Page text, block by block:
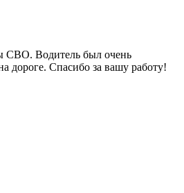
СВО. Водитель был очень
дороге. Спасибо за вашу работу!